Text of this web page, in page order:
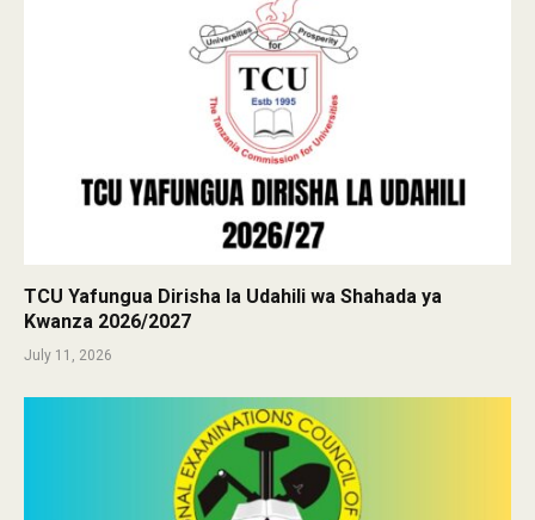
TCU Yafungua Dirisha la Udahili wa Shahada ya
Kwanza 2026/2027
July 11, 2026